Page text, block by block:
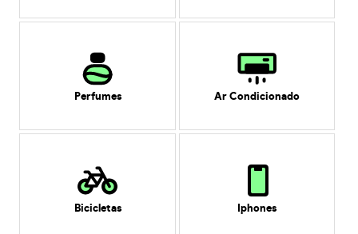
Perfumes Ar Condicionado
Bicicletas Iphones